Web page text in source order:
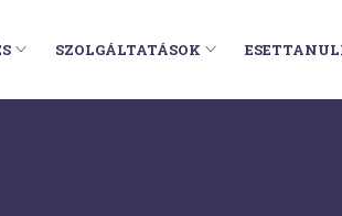
SZOLGÁLTATÁSOK